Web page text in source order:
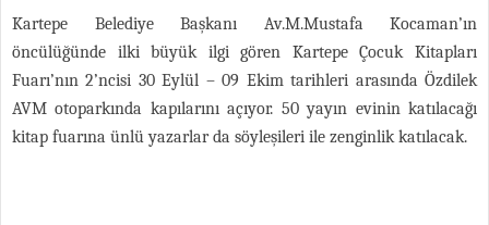
Kartepe Belediye Başkanı Av.M.Mustafa Kocaman’ın
öncülüğünde ilki büyük ilgi gören Kartepe Çocuk Kitapları
Fuarı’nın 2’ncisi 30 Eylül – 09 Ekim tarihleri arasında Özdilek
AVM otoparkında kapılarını açıyor. 50 yayın evinin katılacağı
kitap fuarına ünlü yazarlar da söyleşileri ile zenginlik katılacak.